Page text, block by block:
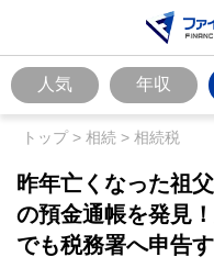
人気 年収
トップ> 相続 > 相続税
昨年亡くなった祖
の預金通帳を発見
でも税務署へ申告